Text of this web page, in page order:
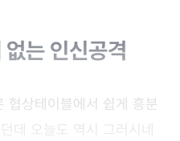
는 인신공격
협상테이블에서 쉽게 흥분
데 오늘도 역시 그러시네